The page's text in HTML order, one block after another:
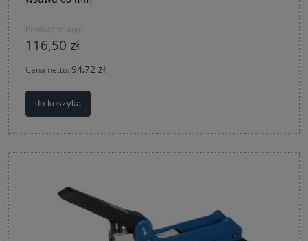
Producent: Argo
116,50 zł
Cena netto: 94,72 zł
do koszyka